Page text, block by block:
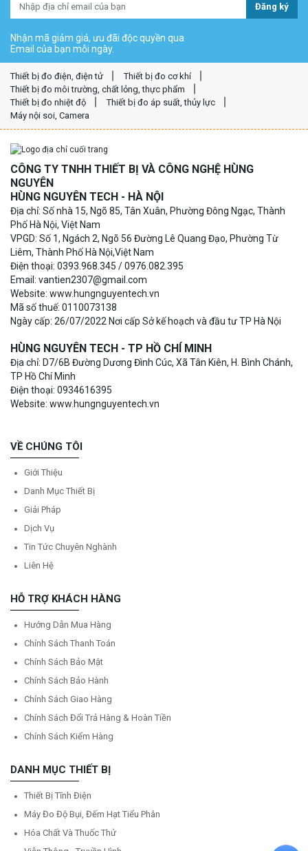
Đăng ký
Nhận mã giảm giá, ưu đãi độc quyền qua
Email của bạn mỗi ngày.
Thiết bị đo điện, điện tử
Thiết bị đo cơ khí
Thiết bị đo môi trường, chất lỏng, thực phẩm
Thiết bị đo nhiệt độ
Thiết bị đo áp suất, thủy lực
Máy nội soi, Camera
CÔNG TY TNHH THIẾT BỊ VÀ CÔNG NGHỆ HÙNG
NGUYÊN
HÙNG NGUYÊN TECH - HÀ NỘI
Địa chỉ: Số nhà 15, Ngõ 85, Tân Xuân, Phường Đông Ngạc, Thành
Phố Hà Nội, Việt Nam
VPGD: Số 1, Ngách 2, Ngõ 56 Đường Lê Quang Đạo, Phường Từ
Liêm, Thành Phố Hà Nội,Việt Nam
Điện thoại: 0393.968.345 / 0976.082.395
Email: vantien2307@gmail.com
Website: www.hungnguyentech.vn
Mã số thuế: 0110073138
Ngày cấp: 26/07/2022 Nơi cấp Sở kế hoạch và đầu tư TP Hà Nội
HÙNG NGUYÊN TECH - TP HỒ CHÍ MINH
Địa chỉ: D7/6B Đường Dương Đình Cúc, Xã Tân Kiên, H. Bình Chánh,
TP Hồ Chí Minh
Điện thoại: 0934616395
Website: www.hungnguyentech.vn
VỀ CHÚNG TÔI
Giới Thiệu
Danh Mục Thiết Bị
Giải Pháp
Dịch Vụ
Tin Tức Chuyên Nghành
Liên Hệ
HỖ TRỢ KHÁCH HÀNG
Hướng Dẫn Mua Hàng
Chính Sách Thanh Toán
Chính Sách Bảo Mật
Chính Sách Bảo Hành
Chính Sách Giao Hàng
Chính Sách Đổi Trả Hàng & Hoàn Tiền
Chính Sách Kiểm Hàng
DANH MỤC THIẾT BỊ
Thiết Bị Tĩnh Điện
Máy Đo Độ Bụi, Đếm Hạt Tiểu Phân
Hóa Chất Và Thuốc Thử